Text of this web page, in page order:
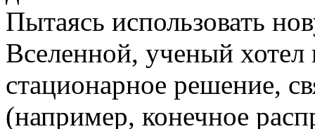
Пытаясь использовать
Вселенной, ученый хотел
стационарное решение,
(например, конечное